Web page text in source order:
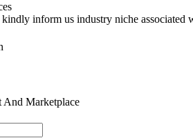
inform us industry niche associated
And Marketplace